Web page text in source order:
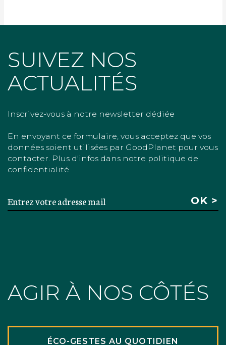
SUIVEZ NOS
ACTUALITÉS
Inscrivez-vous à notre newsletter dédiée
En envoyant ce formulaire, vous acceptez que vos
données soient utilisées par GoodPlanet pour vous
contacter. Plus d'infos dans notre politique de
confidentialité.
AGIR À NOS CÔTÉS
ÉCO-GESTES AU QUOTIDIEN